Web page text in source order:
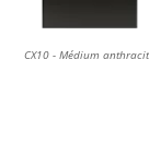
CX10 - Médium